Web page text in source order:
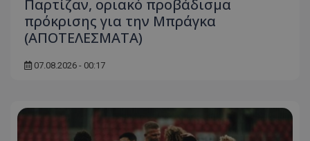
Παρτίζαν, οριακό προβάδισμα
πρόκρισης για την Μπράγκα
(ΑΠΟΤΕΛΕΣΜΑΤΑ)
07.08.2026 - 00:17